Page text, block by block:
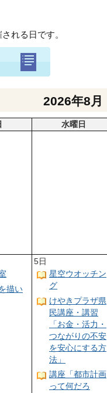
れる日です。
2026年8月
水曜日
描い
5日
星空ウオッチン
グ
けやきプラザ県
民講座・講習
「お金・活力・
つながりの不安
を安心にする方
法」
講座「都市計画
って何だろ